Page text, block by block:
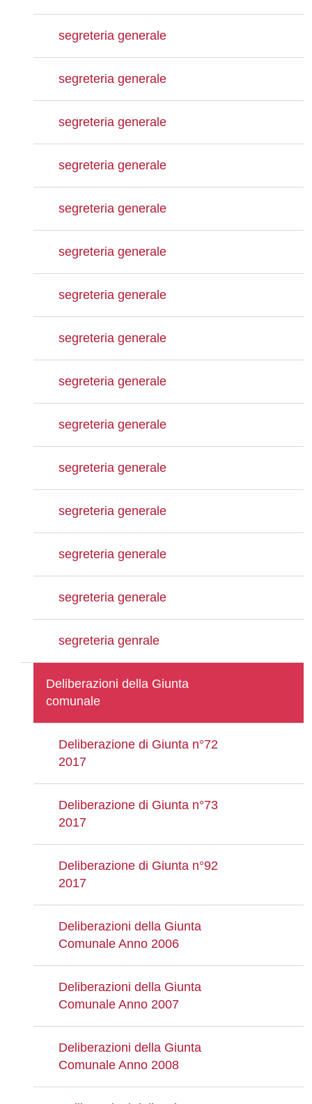
segreteria generale
segreteria generale
segreteria generale
segreteria generale
segreteria generale
segreteria generale
segreteria generale
segreteria generale
segreteria generale
segreteria generale
segreteria generale
segreteria generale
segreteria generale
segreteria generale
segreteria genrale
Deliberazioni della Giunta
comunale
Deliberazione di Giunta n°72
2017
Deliberazione di Giunta n°73
2017
Deliberazione di Giunta n°92
2017
Deliberazioni della Giunta
Comunale Anno 2006
Deliberazioni della Giunta
Comunale Anno 2007
Deliberazioni della Giunta
Comunale Anno 2008